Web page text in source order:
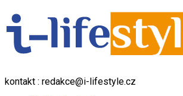
kontakt : redakce@i-lifestyle.cz